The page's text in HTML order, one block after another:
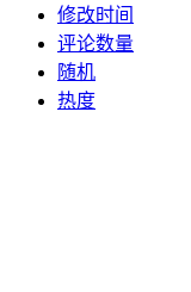
修改时间
评论数量
随机
热度